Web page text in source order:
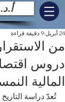
من
دروس
المالية
24 أبريل 9 دقيقة قراءة
تُعدّ دراسة